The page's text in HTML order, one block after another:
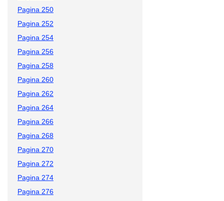
Pagina 250
Pagina 252
Pagina 254
Pagina 256
Pagina 258
Pagina 260
Pagina 262
Pagina 264
Pagina 266
Pagina 268
Pagina 270
Pagina 272
Pagina 274
Pagina 276